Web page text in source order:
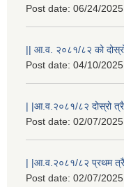
Post date: 06/24/
|| आ.व. २०८१/८२ को
Post date: 04/10/
| |आ.व.२०८१/८२ दोस्रो
Post date: 02/07/
| |आ.व.२०८१/८२ प्रथम
Post date: 02/07/